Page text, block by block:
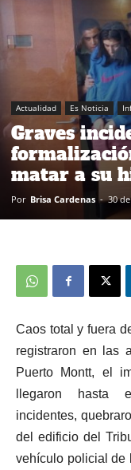
Actualidad Es Noticia
Graves
matar a su
Por Brisa Cardenas - 30
Caos total y fuera
registraron en las
Puerto Montt, el
llegaron hasta
incidentes,
del edificio del
vehículo policial de